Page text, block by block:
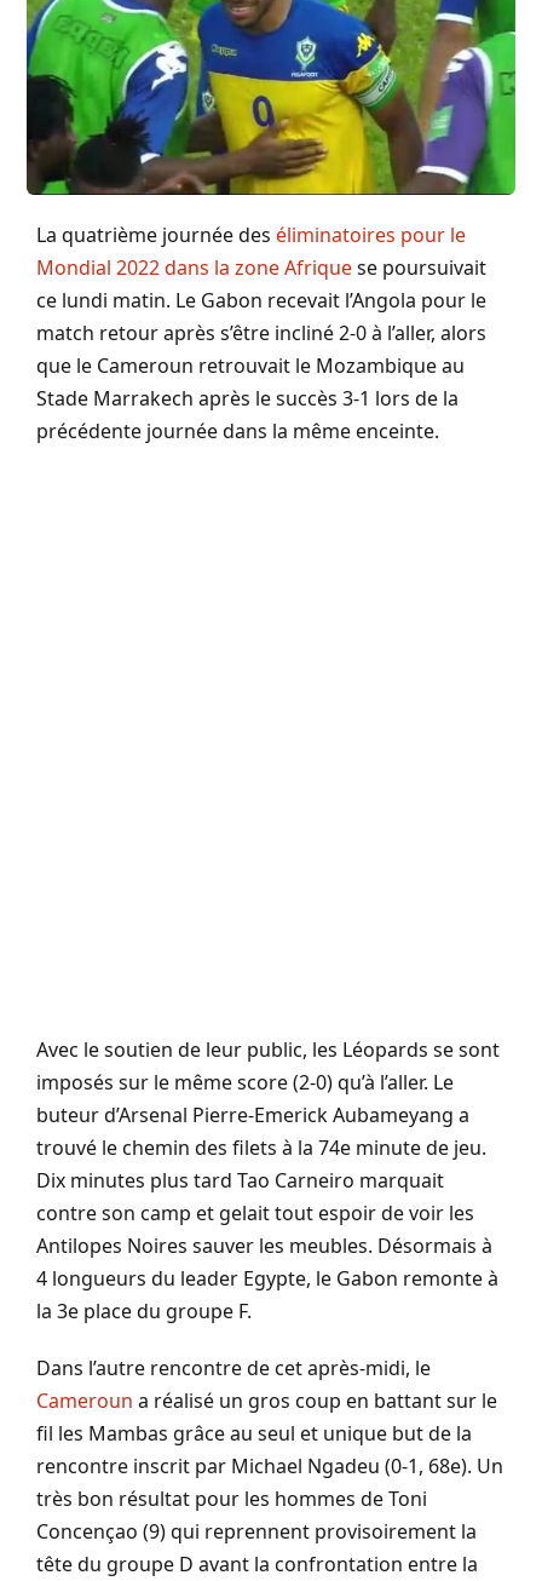
La quatrième journée des éliminatoires pour le
Mondial 2022 dans la zone Afriquese poursuivait
ce lundi matin. Le Gabon recevait l’Angola pour le
match retour après s’être incliné 2-0 à l’aller, alors
que le Cameroun retrouvait le Mozambique au
Stade Marrakech après le succès 3-1 lors de la
précédente journée dans la même enceinte.
Avec le soutien de leur public, les Léopards se sont
imposés sur le même score (2-0) qu’à l’aller. Le
buteur d’Arsenal Pierre-Emerick Aubameyang a
trouvé le chemin des filets à la 74e minute de jeu.
Dix minutes plus tard Tao Carneiro marquait
contre son camp et gelait tout espoir de voir les
Antilopes Noires sauver les meubles. Désormais à
4 longueurs du leader Egypte, le Gabon remonte à
la 3e place du groupe F.
Dans l’autre rencontre de cet après-midi, le
Cameroun a réalisé un gros coup en battant sur le
fil les Mambas grâce au seul et unique but de la
rencontre inscrit par Michael Ngadeu (0-1, 68e). Un
très bon résultat pour les hommes de Toni
Concençao (9) qui reprennent provisoirement la
tête du groupe D avant la confrontation entre la